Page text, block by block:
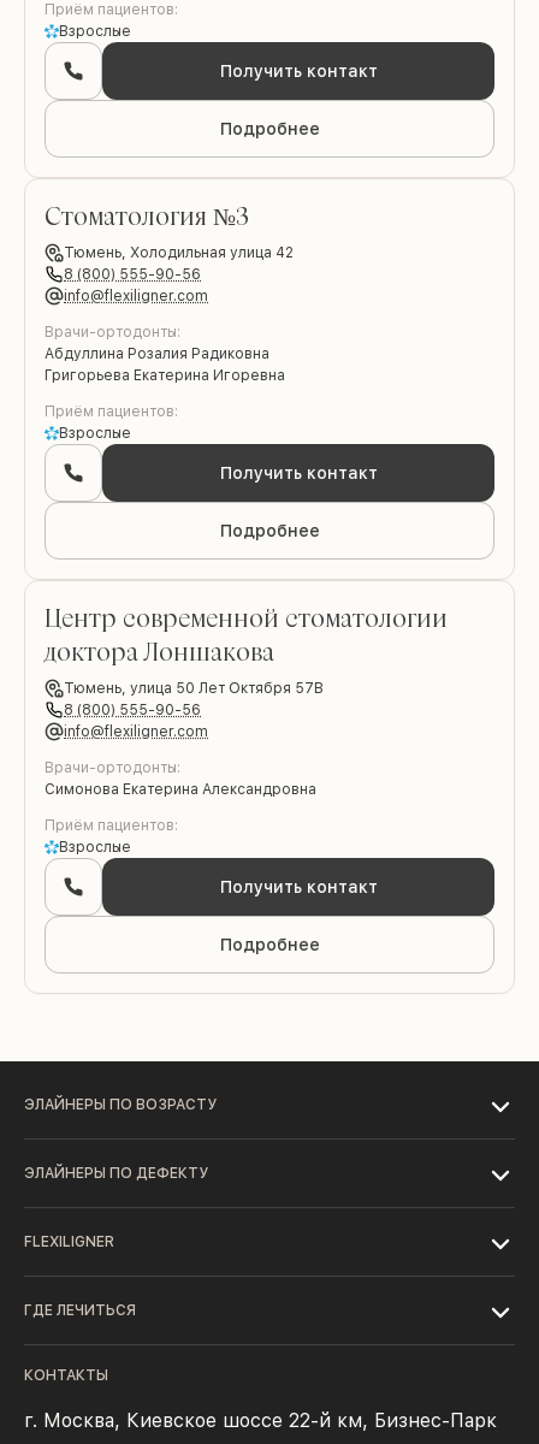
Приём пациентов:
Взрослые
Получить контакт
Подробнее
Стоматология №3
Тюмень, Холодильная улица 42
8 (800) 555-90-56
info@flexiligner.com
Врачи-ортодонты:
Абдуллина Розалия Радиковна
Григорьева Екатерина Игоревна
Приём пациентов:
Взрослые
Получить контакт
Подробнее
Центр современной стоматологии
доктора Лоншакова
Тюмень, улица 50 Лет Октября 57В
8 (800) 555-90-56
info@flexiligner.com
Врачи-ортодонты:
Симонова Екатерина Александровна
Приём пациентов:
Взрослые
Получить контакт
Подробнее
ЭЛАЙНЕРЫ ПО ВОЗРАСТУ
ЭЛАЙНЕРЫ ПО ДЕФЕКТУ
FLEXILIGNER
ГДЕ ЛЕЧИТЬСЯ
КОНТАКТЫ
г. Москва, Киевское шоссе 22-й км, Бизнес-Парк